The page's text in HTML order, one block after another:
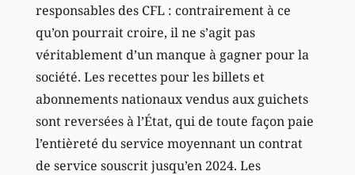
responsables des CFL : contrairement à ce
qu’on pourrait croire, il ne s’agit pas
véritablement d’un manque à gagner pour la
société. Les recettes pour les billets et
abonnements nationaux vendus aux guichets
sont reversées à l’État, qui de toute façon paie
l’entièreté du service moyennant un contrat
de service souscrit jusqu’en 2024. Les